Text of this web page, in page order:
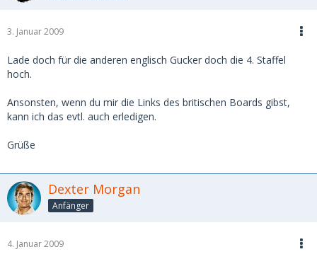
3. Januar 2009
Lade doch für die anderen englisch Gucker doch die 4. Staffel
hoch.
Ansonsten, wenn du mir die Links des britischen Boards gibst,
kann ich das evtl. auch erledigen.
Grüße
Dexter Morgan
Anfänger
4. Januar 2009